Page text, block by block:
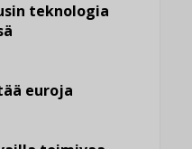
teknologia
euroja